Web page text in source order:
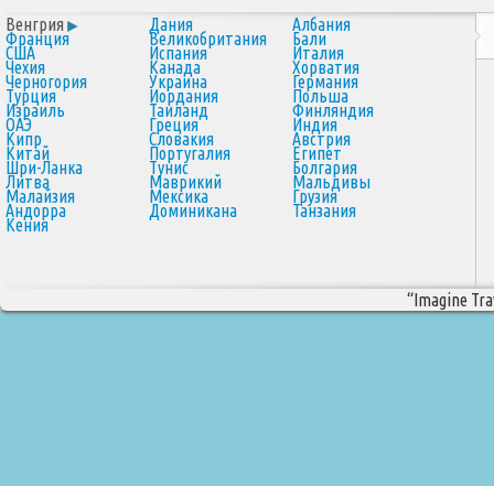
Венгрия Дания Албания
Франция Великобритания Бали
США Испания Италия
Чехия Канада Хорватия
Черногория Украина Германия
Турция Иордания Польша
Израиль Таиланд Финляндия
ОАЭ Греция Индия
Кипр Словакия Австрия
Китай Португалия Египет
Шри-Ланка Тунис Болгария
Литва Маврикий Мальдивы
Малайзия Мексика Грузия
Андорра Доминикана Танзания
Кения
“Imagine